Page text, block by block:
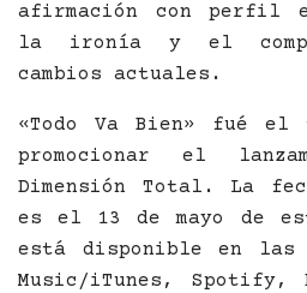
afirmación con perfil
la ironía y el
cambios actuales.
«Todo Va Bien» fué el
promocionar el
Dimensión Total. La
es el 13 de mayo de
está disponible en las
Music/iTunes, Spotify,